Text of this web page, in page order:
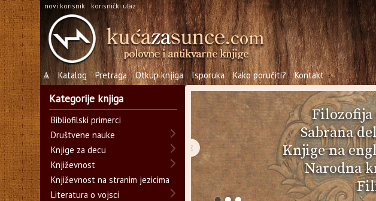
novi korisnik korisnički ulaz
Ѧ Katalog Pretraga Otkup knjiga Isporuka Kako poručiti? Kontakt
Filozofija
Sabrana
Knjige na
Narodna
‹
Kategorije knjiga
Bibliofilski primerci
Društvene nauke
Knjige za decu
Književnost
Književnost na stranim jezicima
Literatura o vojsci